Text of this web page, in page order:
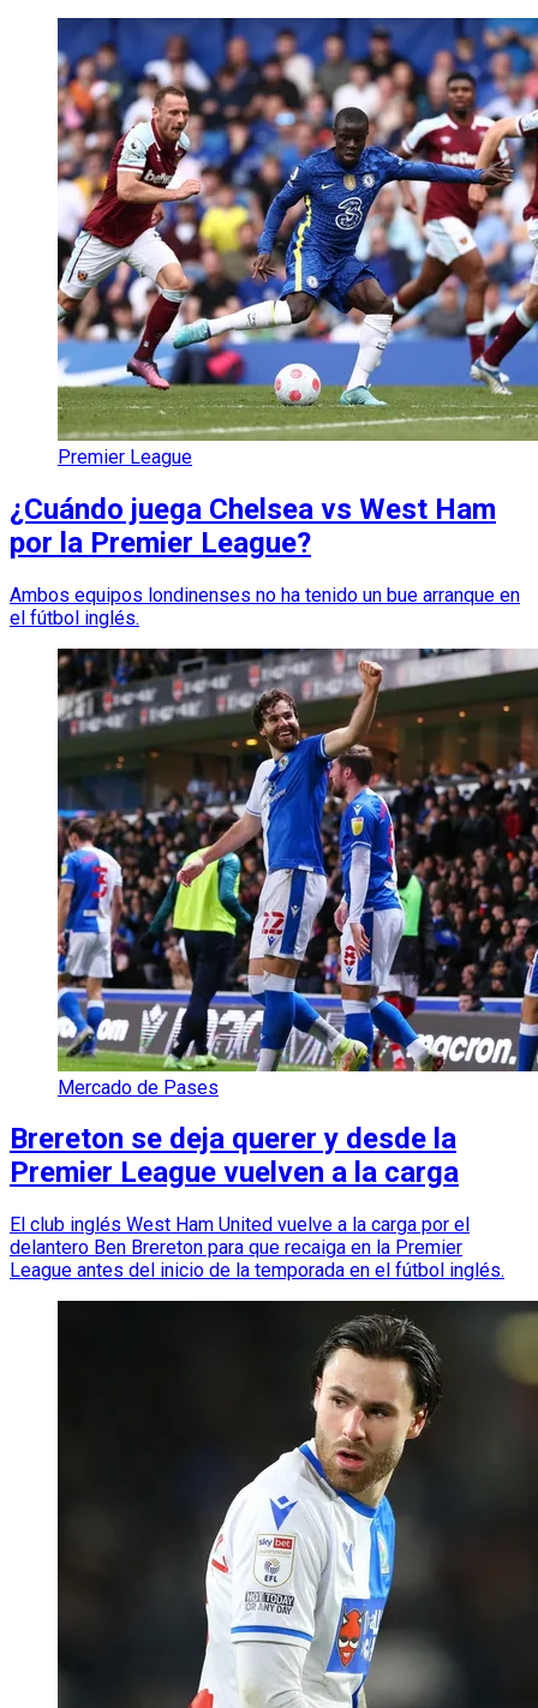
Premier League
¿Cuándo juega Chelsea vs West Ham
por la Premier League?
Ambos equipos londinenses no ha tenido un bue arranque en
el fútbol inglés.
Mercado de Pases
Brereton se deja querer y desde la
Premier League vuelven a la carga
El club inglés West Ham United vuelve a la carga por el
delantero Ben Brereton para que recaiga en la Premier
League antes del inicio de la temporada en el fútbol inglés.